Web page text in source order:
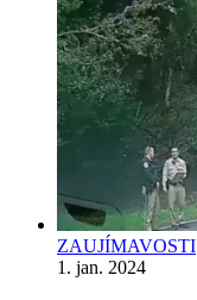
ZAUJÍMAVOSTI
1. jan. 2024